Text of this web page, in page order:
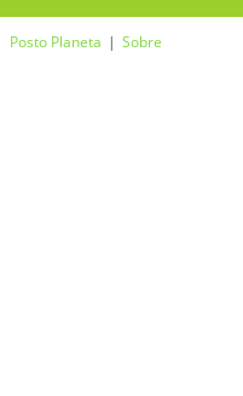
Posto Planeta Sobre